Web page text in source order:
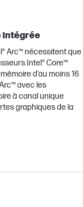
intégrée
Arc™ nécessitent que
Intel® Core™
d’au moins 16
avec les
à canal unique
graphiques de la